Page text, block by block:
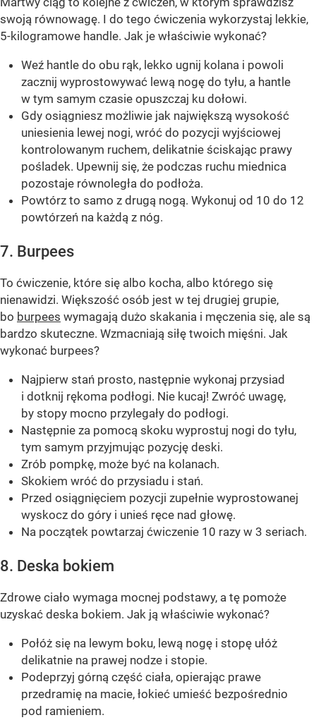
swoją równowagę. I do tego ćwiczenia wykorzystaj lekkie,
5-kilogramowe handle. Jak je właściwie wykonać?
Weź hantle do obu rąk, lekko ugnij kolana i powoli
zacznij wyprostowywać lewą nogę do tyłu, a hantle
w tym samym czasie opuszczaj ku dołowi.
Gdy osiągniesz możliwie jak największą wysokość
uniesienia lewej nogi, wróć do pozycji wyjściowej
kontrolowanym ruchem, delikatnie ściskając prawy
pośladek. Upewnij się, że podczas ruchu miednica
pozostaje równoległa do podłoża.
Powtórz to samo z drugą nogą. Wykonuj od 10 do 12
powtórzeń na każdą z nóg.
7. Burpees
To ćwiczenie, które się albo kocha, albo którego się
nienawidzi. Większość osób jest w tej drugiej grupie,
bo burpees wymagają dużo skakania i męczenia się, ale są
bardzo skuteczne. Wzmacniają siłę twoich mięśni. Jak
wykonać burpees?
Najpierw stań prosto, następnie wykonaj przysiad
i dotknij rękoma podłogi. Nie kucaj! Zwróć uwagę,
by stopy mocno przylegały do podłogi.
Następnie za pomocą skoku wyprostuj nogi do tyłu,
tym samym przyjmując pozycję deski.
Zrób pompkę, może być na kolanach.
Skokiem wróć do przysiadu i stań.
Przed osiągnięciem pozycji zupełnie wyprostowanej
wyskocz do góry i unieś ręce nad głowę.
Na początek powtarzaj ćwiczenie 10 razy w 3 seriach.
8. Deska bokiem
Zdrowe ciało wymaga mocnej podstawy, a tę pomoże
uzyskać deska bokiem. Jak ją właściwie wykonać?
Połóż się na lewym boku, lewą nogę i stopę ułóż
delikatnie na prawej nodze i stopie.
Podeprzyj górną część ciała, opierając prawe
przedramię na macie, łokieć umieść bezpośrednio
pod ramieniem.